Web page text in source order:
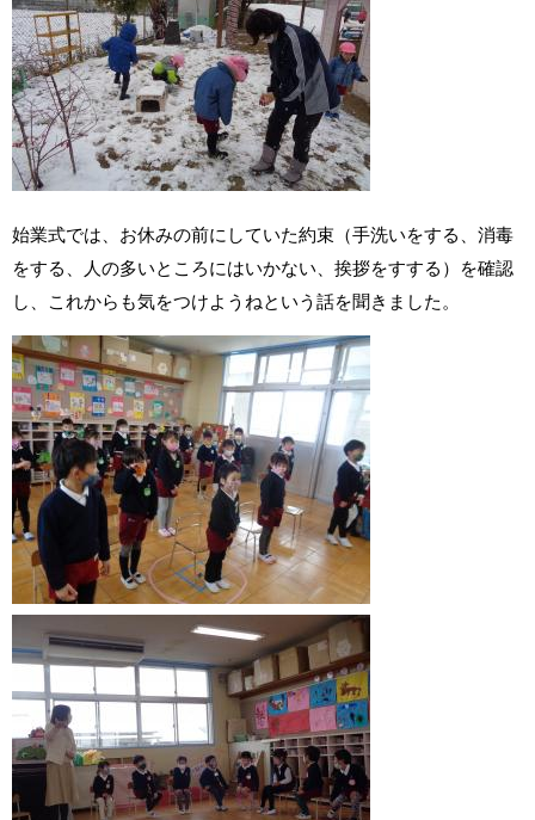
始業式では、お休みの前にしていた約束（手洗いをする、消毒
をする、人の多いところにはいかない、挨拶をすする）を確認
し、これからも気をつけようねという話を聞きました。